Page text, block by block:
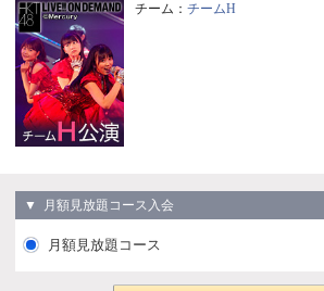
チーム： チームH
▼ 月額見放題コース入会
月額見放題コース